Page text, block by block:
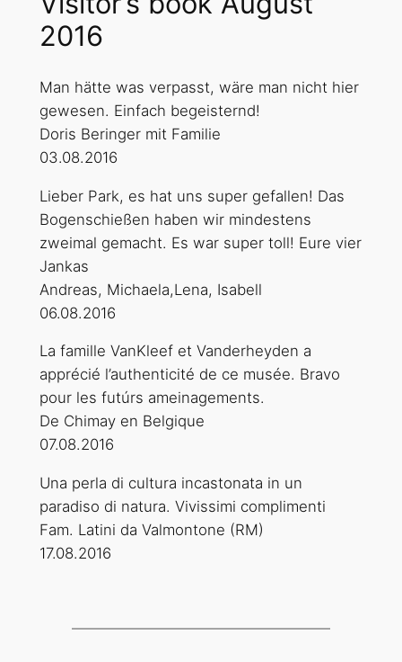
2016
Man hätte was verpasst, wäre man nicht hier
gewesen. Einfach begeisternd!
Doris Beringer mit Familie
03.08.2016
Lieber Park, es hat uns super gefallen! Das
Bogenschießen haben wir mindestens
zweimal gemacht. Es war super toll! Eure vier
Jankas
Andreas, Michaela,Lena, Isabell
06.08.2016
La famille VanKleef et Vanderheyden a
apprécié l’authenticité de ce musée. Bravo
pour les futúrs ameinagements.
De Chimay en Belgique
07.08.2016
Una perla di cultura incastonata in un
paradiso di natura. Vivissimi complimenti
Fam. Latini da Valmontone (RM)
17.08.2016